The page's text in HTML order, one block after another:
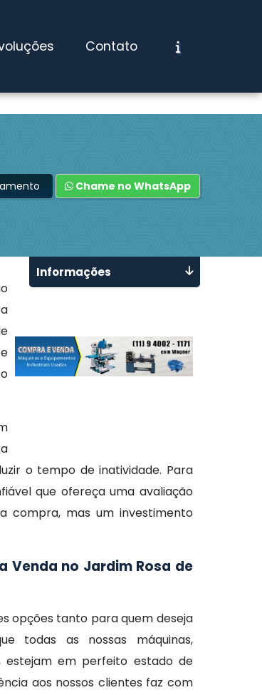
Chame no WhatsApp
o tempo de inatividade. Para
que ofereça uma avaliação
compra, mas um investimento
Venda no Jardim Rosa de
opções tanto para quem deseja
todas as nossas máquinas,
estejam em perfeito estado de
aos nossos clientes faz com
Informações